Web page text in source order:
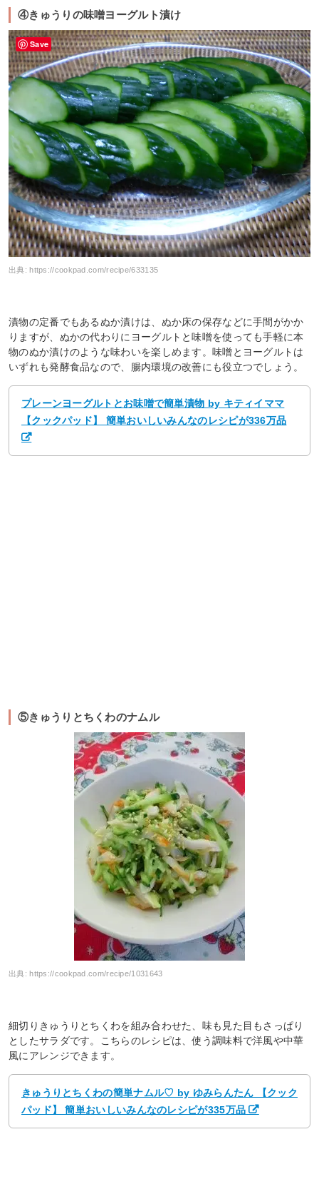
④きゅうりの味噌ヨーグルト漬け
出典:https://cookpad.com/recipe/633135
漬物の定番でもあるぬか漬けは、ぬか床の保存などに手間がかか
りますが、ぬかの代わりにヨーグルトと味噌を使っても手軽に本
物のぬか漬けのような味わいを楽しめます。味噌とヨーグルトは
いずれも発酵食品なので、腸内環境の改善にも役立つでしょう。
プレーンヨーグルトとお味噌で簡単漬物 by キティイママ
【クックパッド】 簡単おいしいみんなのレシピが336万品
⑤きゅうりとちくわのナムル
出典: https://cookpad.com/recipe/1031643
細切りきゅうりとちくわを組み合わせた、味も見た目もさっぱり
としたサラダです。こちらのレシピは、使う調味料で洋風や中華
風にアレンジできます。
きゅうりとちくわの簡単ナムル♡ by ゆみらんたん 【クック
パッド】 簡単おいしいみんなのレシピが335万品
Save